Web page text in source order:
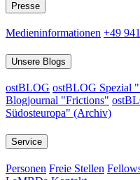
Presse
Medieninformationen +49
Unsere Blogs
ostBLOG ostBLOG Spezial
Blogjournal "Frictions"
Südosteuropa" (Archiv)
Service
Personen Freie Stellen